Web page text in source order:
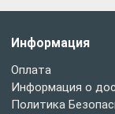
Информация
Оплата
Информация о
Политика